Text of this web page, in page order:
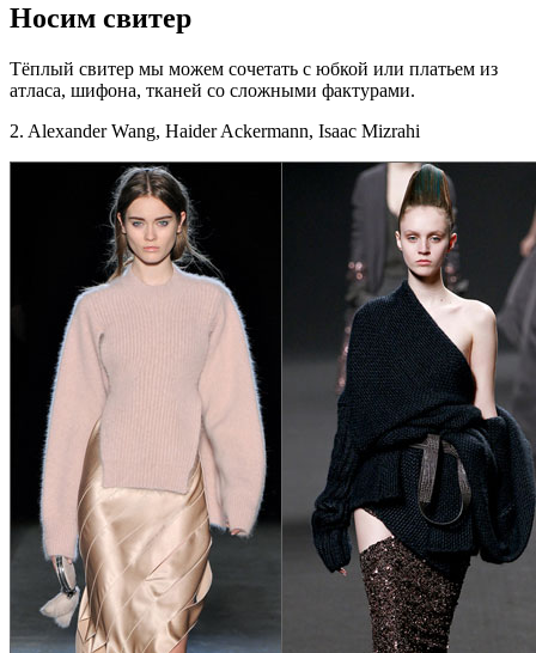
Носим свитер
Тёплый свитер мы можем сочетать с юбкой или платьем из
атласа, шифона, тканей со сложными фактурами.
2. Alexander Wang, Haider Ackermann, Isaac Mizrahi